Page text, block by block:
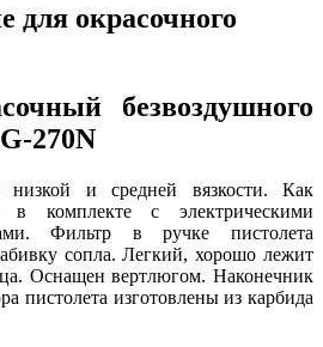
окрасочного
безвоздушного
270N
и средней вязкости. Как
в комплекте с электрическими
Фильтр в ручке пистолета
сопла. Легкий, хорошо лежит
Оснащен вертлюгом. Наконечник
пистолета изготовлены из карбида